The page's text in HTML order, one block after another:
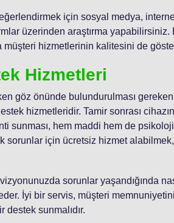
için sosyal medya,
üzerinden araştırma
müşteri hizmetlerinin kalitesini de
Hizmetleri
göz önünde bulundurulması
hizmetleridir. Tamir sonrası
sunması, hem maddi hem de
için ücretsiz hizmet alabilmek,
sorunlar yaşandığında
İyi bir servis, müşteri
destek sunmalıdır.